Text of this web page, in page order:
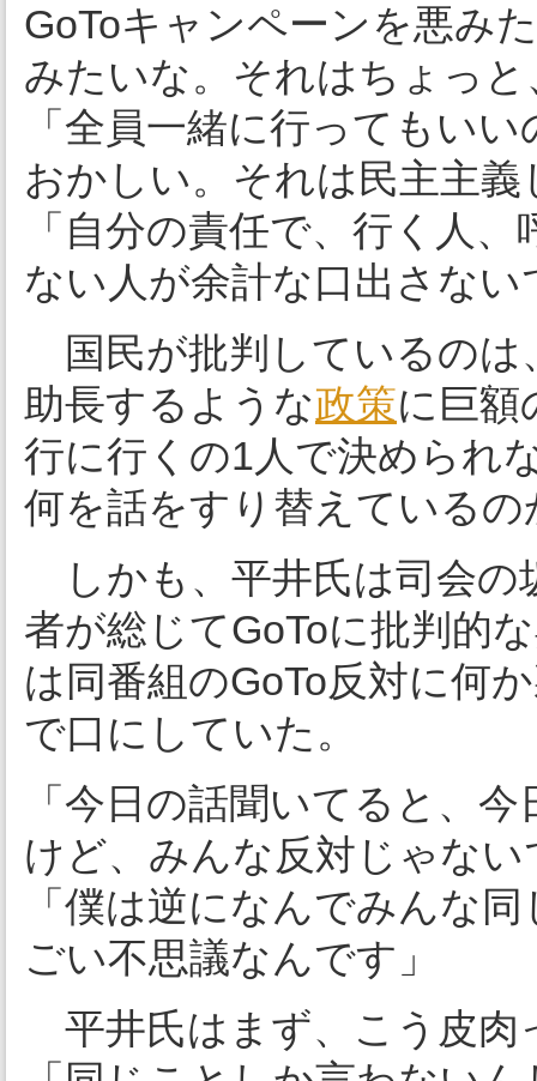
GoToキャンペーンを悪み
みたいな。それはちょっ
「全員一緒に行ってもい
おかしい。それは民主主
「自分の責任で、行く人
ない人が余計な口出さな
国民が批判しているのは
助長するような政策に巨額
行に行くの1人で決められ
何を話をすり替えているの
しかも、平井氏は司会の
者が総じてGoToに批判的
は同番組のGoTo反対に何
で口にしていた。
「今日の話聞いてると、
けど、みんな反対じゃない
「僕は逆になんでみんな
ごい不思議なんです」
平井氏はまず、こう皮肉